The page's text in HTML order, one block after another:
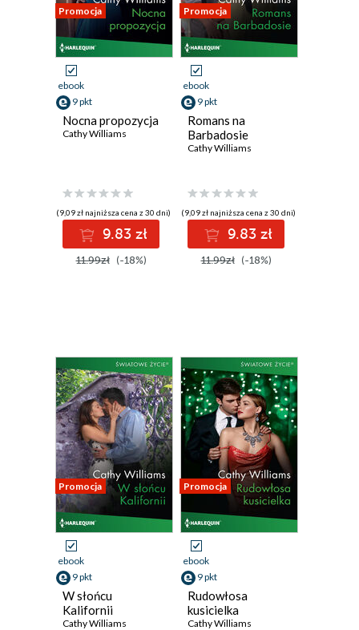
Promocja
ebook
9 pkt
Nocna propozycja
Cathy Williams
(9,09 zł najniższa cena z 30 dni)
9.83 zł
11.99zł (-18%)
Promocja
ebook
9 pkt
Romans na
Barbadosie
Cathy Williams
(9,09 zł najniższa cena z 30 dni)
9.83 zł
11.99zł (-18%)
Promocja
ebook
9 pkt
W słońcu
Kalifornii
Cathy Williams
Promocja
ebook
9 pkt
Rudowłosa
kusicielka
Cathy Williams